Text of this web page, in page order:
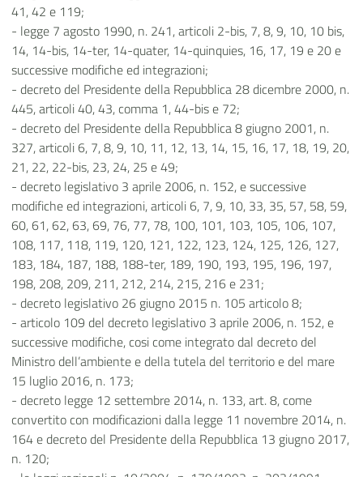
41, 42 e 119;
- legge 7 agosto 1990, n. 241, articoli 2-bis, 7, 8, 9, 10, 10 bis,
14, 14-bis, 14-ter, 14-quater, 14-quinquies, 16, 17, 19 e 20 e
successive modifiche ed integrazioni;
- decreto del Presidente della Repubblica 28 dicembre 2000, n.
445, articoli 40, 43, comma 1, 44-bis e 72;
- decreto del Presidente della Repubblica 8 giugno 2001, n.
327, articoli 6, 7, 8, 9, 10, 11, 12, 13, 14, 15, 16, 17, 18, 19, 20,
21, 22, 22-bis, 23, 24, 25 e 49;
- decreto legislativo 3 aprile 2006, n. 152, e successive
modifiche ed integrazioni, articoli 6, 7, 9, 10, 33, 35, 57, 58, 59,
60, 61, 62, 63, 69, 76, 77, 78, 100, 101, 103, 105, 106, 107,
108, 117, 118, 119, 120, 121, 122, 123, 124, 125, 126, 127,
183, 184, 187, 188, 188-ter, 189, 190, 193, 195, 196, 197,
198, 208, 209, 211, 212, 214, 215, 216 e 231;
- decreto legislativo 26 giugno 2015 n. 105 articolo 8;
- articolo 109 del decreto legislativo 3 aprile 2006, n. 152, e
successive modifiche, cosi come integrato dal decreto del
Ministro dell’ambiente e della tutela del territorio e del mare
15 luglio 2016, n. 173;
- decreto legge 12 settembre 2014, n. 133, art. 8, come
convertito con modificazioni dalla legge 11 novembre 2014, n.
164 e decreto del Presidente della Repubblica 13 giugno 2017,
n. 120;